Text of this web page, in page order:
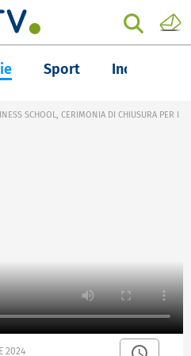
Sport Inchieste
SCHOOL, CERIMONIA DI CHIUSURA PER I
2024